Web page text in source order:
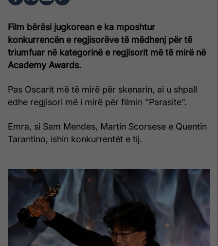
Film bërësi jugkorean e ka mposhtur
konkurrencën e regjisorëve të mëdhenj për të
triumfuar në kategorinë e regjisorit më të mirë në
Academy Awards.
Pas Oscarit më të mirë për skenarin, ai u shpall
edhe regjisori më i mirë për filmin “Parasite”.
Emra, si Sam Mendes, Martin Scorsese e Quentin
Tarantino, ishin konkurrentët e tij.